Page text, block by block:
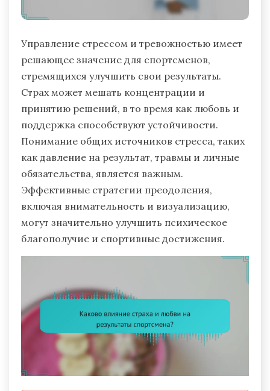
Управление стрессом и тревожностью имеет
решающее значение для спортсменов,
стремящихся улучшить свои результаты.
Страх может мешать концентрации и
принятию решений, в то время как любовь и
поддержка способствуют устойчивости.
Понимание общих источников стресса, таких
как давление на результат, травмы и личные
обязательства, является важным.
Эффективные стратегии преодоления,
включая внимательность и визуализацию,
могут значительно улучшить психическое
благополучие и спортивные достижения.